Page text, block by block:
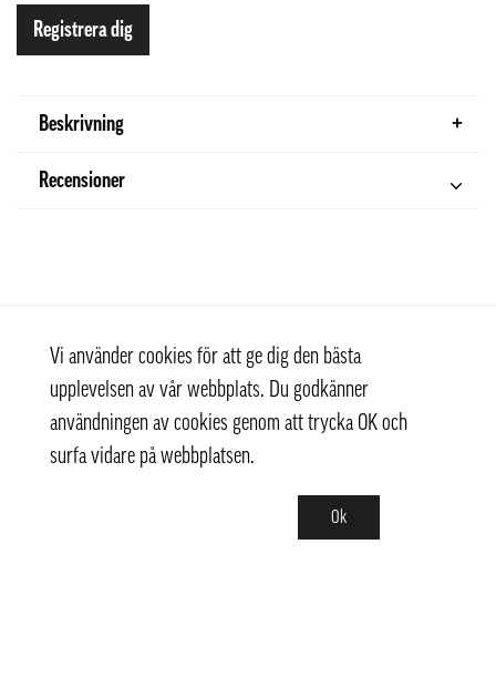
Registrera dig
Beskrivning
Recensioner
Vi använder cookies för att ge dig den bästa
upplevelsen av vår webbplats. Du godkänner
användningen av cookies genom att trycka OK och
surfa vidare på webbplatsen.
Ok